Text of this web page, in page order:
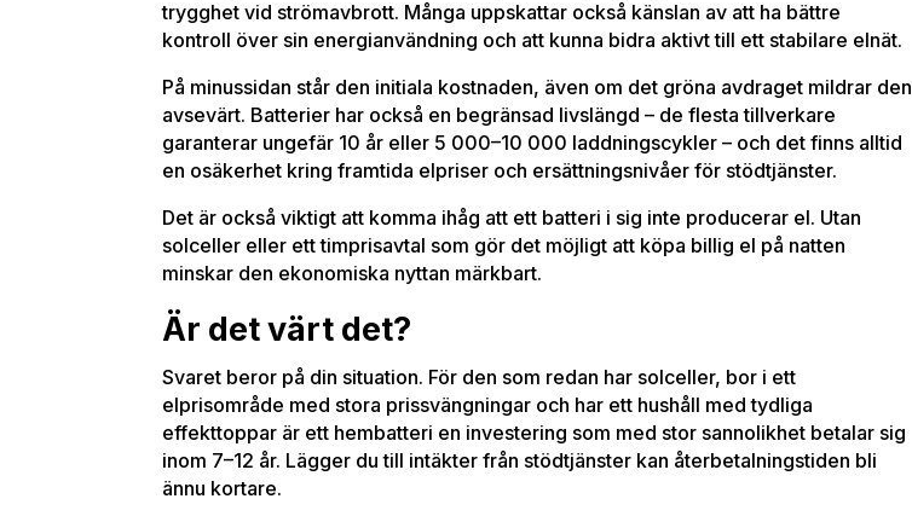
trygghet vid strömavbrott. Många uppskattar också känslan av att ha bättre
kontroll över sin energianvändning och att kunna bidra aktivt till ett stabilare elnät.
På minussidan står den initiala kostnaden, även om det gröna avdraget mildrar den
avsevärt. Batterier har också en begränsad livslängd – de flesta tillverkare
garanterar ungefär 10 år eller 5 000–10 000 laddningscykler – och det finns alltid
en osäkerhet kring framtida elpriser och ersättningsnivåer för stödtjänster.
Det är också viktigt att komma ihåg att ett batteri i sig inte producerar el. Utan
solceller eller ett timprisavtal som gör det möjligt att köpa billig el på natten
minskar den ekonomiska nyttan märkbart.
Är det värt det?
Svaret beror på din situation. För den som redan har solceller, bor i ett
elprisområde med stora prissvängningar och har ett hushåll med tydliga
effekttoppar är ett hembatteri en investering som med stor sannolikhet betalar sig
inom 7–12 år. Lägger du till intäkter från stödtjänster kan återbetalningstiden bli
ännu kortare.